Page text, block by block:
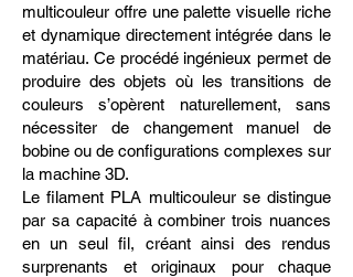
multicouleur offre une palette visuelle riche
et dynamique directement intégrée dans le
matériau. Ce procédé ingénieux permet de
produire des objets où les transitions de
couleurs s’opèrent naturellement, sans
nécessiter de changement manuel de
bobine ou de configurations complexes sur
la machine 3D.
Le filament PLA multicouleur se distingue
par sa capacité à combiner trois nuances
en un seul fil, créant ainsi des rendus
surprenants et originaux pour chaque